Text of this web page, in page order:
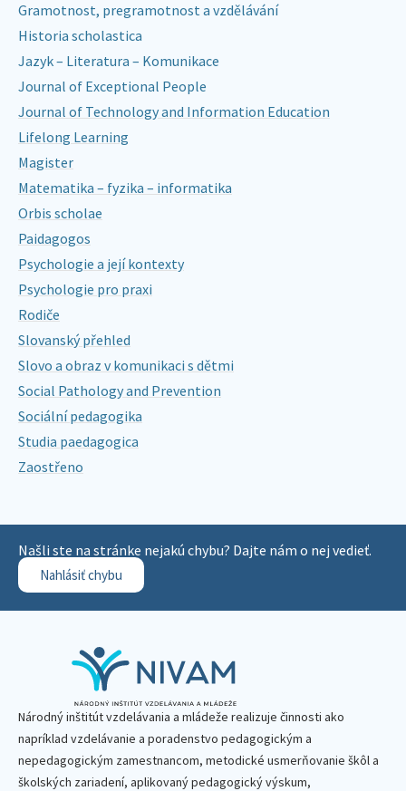
Gramotnost, pregramotnost a vzdělávání
Historia scholastica
Jazyk – Literatura – Komunikace
Journal of Exceptional People
Journal of Technology and Information Education
Lifelong Learning
Magister
Matematika – fyzika – informatika
Orbis scholae
Paidagogos
Psychologie a její kontexty
Psychologie pro praxi
Rodiče
Slovanský přehled
Slovo a obraz v komunikaci s dětmi
Social Pathology and Prevention
Sociální pedagogika
Studia paedagogica
Zaostřeno
Našli ste na stránke nejakú chybu? Dajte nám o nej vedieť.
Nahlásiť chybu
Národný inštitút vzdelávania a mládeže realizuje činnosti ako
napríklad vzdelávanie a poradenstvo pedagogickým a
nepedagogickým zamestnancom, metodické usmerňovanie škôl a
školských zariadení, aplikovaný pedagogický výskum,